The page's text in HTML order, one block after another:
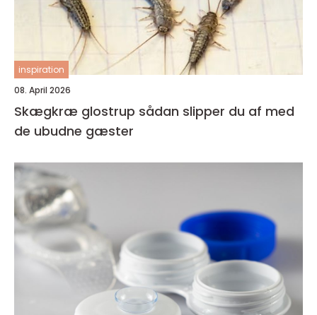
inspiration
08. April 2026
Skægkræ glostrup sådan slipper du af med
de ubudne gæster